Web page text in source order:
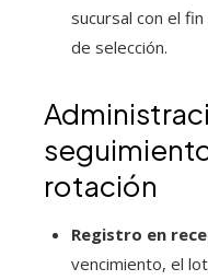
sucursal con el
de selección.
rotación
Registro en
vencimiento, el